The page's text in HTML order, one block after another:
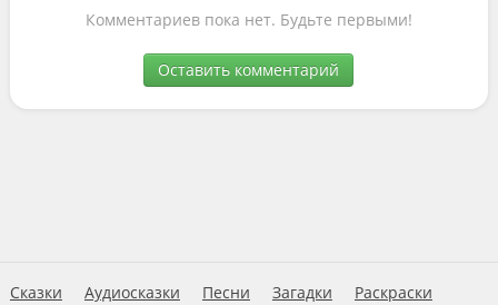
Комментариев пока нет. Будьте первыми!
Оставить комментарий
Сказки Аудиосказки Песни Загадки
Раскраски